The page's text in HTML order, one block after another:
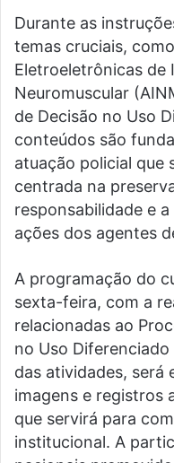
Durante as
temas cruciais,
Eletroeletrônicas de
Neuromuscular
de Decisão no Uso
conteúdos são
atuação policial que
centrada na
responsabilidade e
ações dos agentes
A programação do
sexta-feira, com a
relacionadas ao
no Uso
das atividades, será
imagens e registros
que servirá para
institucional. A